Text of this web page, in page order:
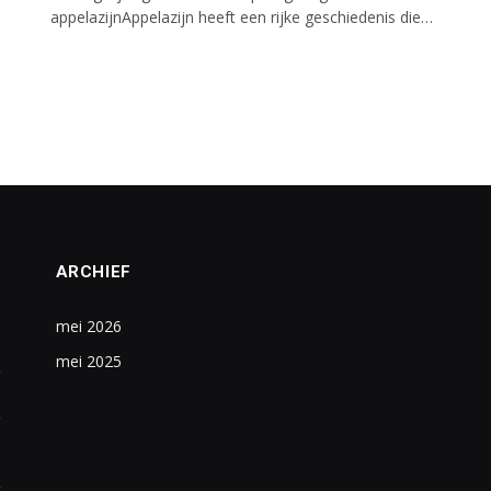
appelazijnAppelazijn heeft een rijke geschiedenis die…
ARCHIEF
mei 2026
mei 2025